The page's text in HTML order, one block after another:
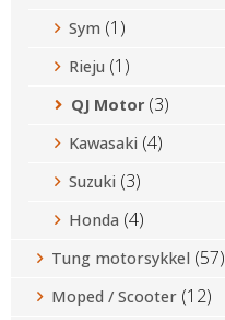
Sym (1)
Rieju (1)
QJ Motor (3)
Kawasaki (4)
Suzuki (3)
Honda (4)
Tung motorsykkel (57)
Moped / Scooter (12)